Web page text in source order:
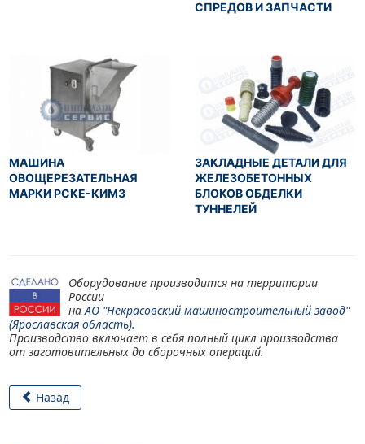
СПРЕДОВ И ЗАПЧАСТИ
МАШИНА
ОВОЩЕРЕЗАТЕЛЬНАЯ
МАРКИ РСКЕ-КИМЗ
ЗАКЛАДНЫЕ ДЕТАЛИ ДЛЯ
ЖЕЛЕЗОБЕТОННЫХ
БЛОКОВ ОБДЕЛКИ
ТУННЕЛЕЙ
Оборудование производится на территории
России
на АО "Некрасовский машиностроительный завод"
(Ярославская область).
Производство включает в себя полный цикл производства
от заготовительных до сборочных операций.
Назад